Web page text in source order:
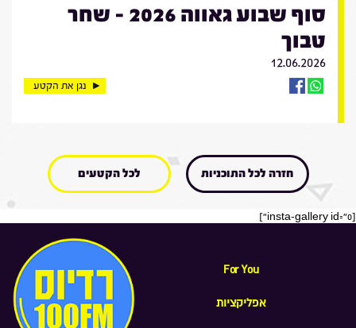
סוף שבוע גאווה 2026 - שחר
טבוך
12.06.2026
נגן את הקטע
חזרה לכל התוכניות לכל הקטעים
[insta-gallery id="0"]
For You
אפליקציות